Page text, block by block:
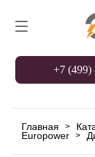
+7 (499)
Главная >
Europower >